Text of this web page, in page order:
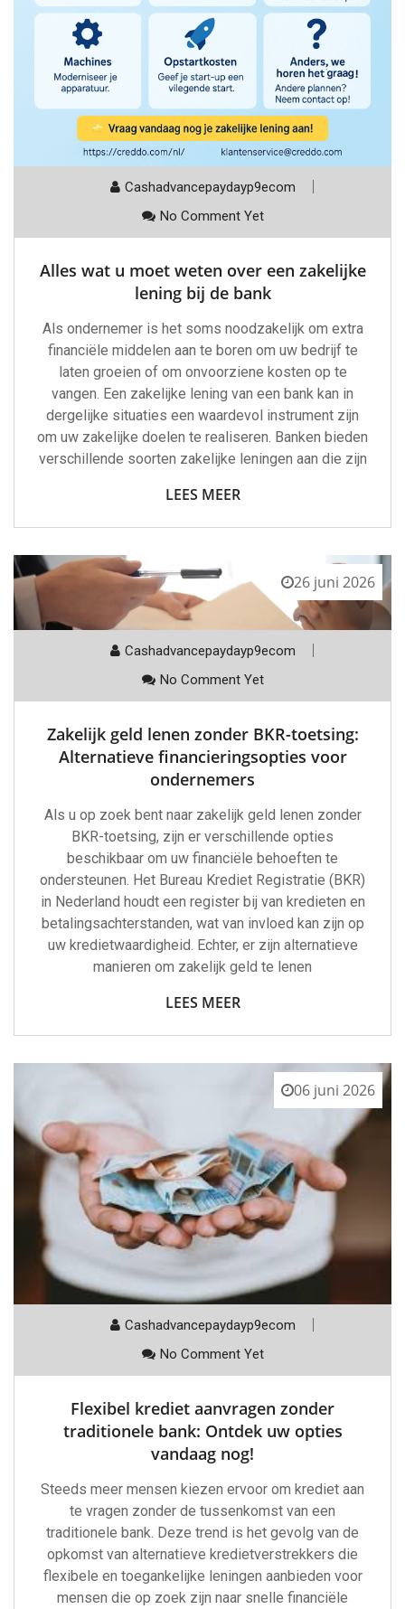
Cashadvancepaydayp9ecom
No Comment Yet
Alles wat u moet weten over een zakelijke
lening bij de bank
Als ondernemer is het soms noodzakelijk om extra
financiële middelen aan te boren om uw bedrijf te
laten groeien of om onvoorziene kosten op te
vangen. Een zakelijke lening van een bank kan in
dergelijke situaties een waardevol instrument zijn
om uw zakelijke doelen te realiseren. Banken bieden
verschillende soorten zakelijke leningen aan die zijn
LEES MEER
26 juni 2026
Cashadvancepaydayp9ecom
No Comment Yet
Zakelijk geld lenen zonder BKR-toetsing:
Alternatieve financieringsopties voor
ondernemers
Als u op zoek bent naar zakelijk geld lenen zonder
BKR-toetsing, zijn er verschillende opties
beschikbaar om uw financiële behoeften te
ondersteunen. Het Bureau Krediet Registratie (BKR)
in Nederland houdt een register bij van kredieten en
betalingsachterstanden, wat van invloed kan zijn op
uw kredietwaardigheid. Echter, er zijn alternatieve
manieren om zakelijk geld te lenen
LEES MEER
06 juni 2026
Cashadvancepaydayp9ecom
No Comment Yet
Flexibel krediet aanvragen zonder
traditionele bank: Ontdek uw opties
vandaag nog!
Steeds meer mensen kiezen ervoor om krediet aan
te vragen zonder de tussenkomst van een
traditionele bank. Deze trend is het gevolg van de
opkomst van alternatieve kredietverstrekkers die
flexibele en toegankelijke leningen aanbieden voor
mensen die op zoek zijn naar snelle financiële